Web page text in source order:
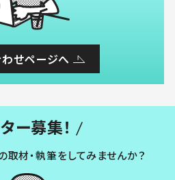
せページへ
ー募集！
取材・執筆をしてみませんか？